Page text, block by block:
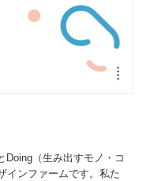
Doing（生み出すモノ・コ
インファームです。私た